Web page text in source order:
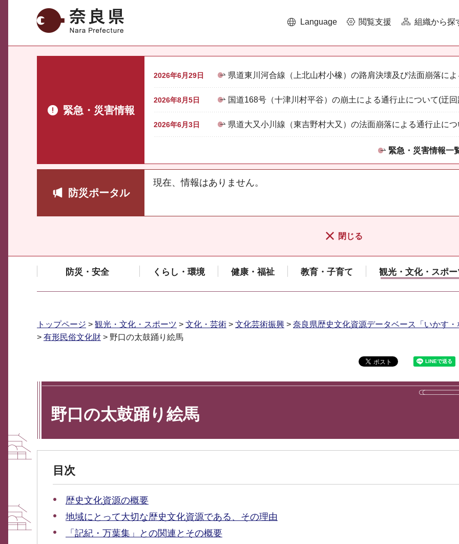
奈良県 Language 閲覧支援 組織から探
緊急・災害情報
2026年6月29日 県道東川河合線（上北山村小橡）の路肩決壊及び法面崩落に
2026年8月5日 国道168号（十津川村平谷）の崩土による通行止について(迂
2026年6月3日 県道大又小川線（東吉野村大又）の法面崩落による通行止につ
緊急・災害情報一
防災ポータル
現在、情報はありません。
閉じる
防災・安全 くらし・環境 健康・福祉 教育・子育て 観光・文化・スポー
トップページ > 観光・文化・スポーツ > 文化・芸術 > 文化芸術振興 > 奈良県歴史文化資源データベース「いかす・
> 有形民俗文化財 > 野口の太鼓踊り絵馬
野口の太鼓踊り絵馬
目次
歴史文化資源の概要
地域にとって大切な歴史文化資源である、その理由
「記紀・万葉集」との関連とその概要